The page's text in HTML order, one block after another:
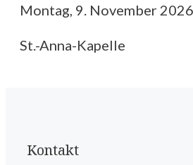
Montag, 9. November
St.-Anna-Kapelle
Kontakt